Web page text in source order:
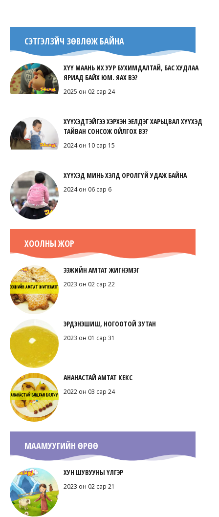
СЭТГЭЛЗҮЙЧ ЗӨВЛӨЖ БАЙНА
ХҮҮ МААНЬ ИХ УУР БУХИМДАЛТАЙ, БАС ХУДЛАА
ЯРИАД БАЙХ ЮМ. ЯАХ ВЭ?
2025 он 02 сар 24
ХҮҮХЭДТЭЙГЭЭ ХЭРХЭН ЭЕЛДЭГ ХАРЬЦВАЛ ХҮҮХЭД
ТАЙВАН СОНСОЖ ОЙЛГОХ ВЭ?
2024 он 10 сар 15
ХҮҮХЭД МИНЬ ХЭЛД ОРОЛГҮЙ УДАЖ БАЙНА
2024 он 06 сар 6
ХООЛНЫ ЖОР
ЭЭЖИЙН АМТАТ ЖИГНЭМЭГ
2023 он 02 сар 22
ЭРДЭНЭШИШ, НОГООТОЙ ЗУТАН
2023 он 01 сар 31
АНАНАСТАЙ АМТАТ КЕКС
2022 он 03 сар 24
МААМУУГИЙН ӨРӨӨ
ХУН ШУВУУНЫ ҮЛГЭР
2023 он 02 сар 21